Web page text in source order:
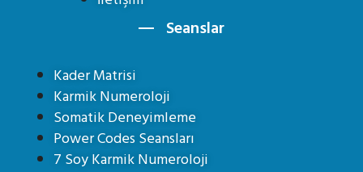
Seanslar
Kader Matrisi
Karmik Numeroloji
Somatik Deneyimleme
Power Codes Seansları
7 Soy Karmik Numeroloji